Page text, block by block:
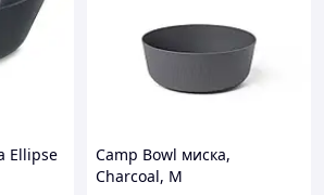
Ellipse
Camp Bowl миска,
Charcoal, M